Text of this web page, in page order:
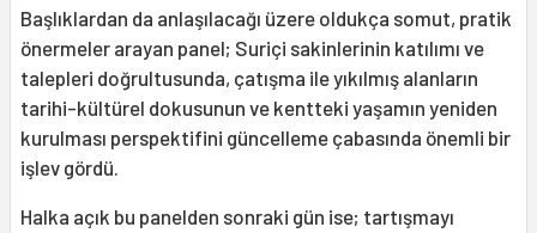
Başlıklardan da anlaşılacağı üzere oldukça somut, pratik
önermeler arayan panel; Suriçi sakinlerinin katılımı ve
talepleri doğrultusunda, çatışma ile yıkılmış alanların
tarihi-kültürel dokusunun ve kentteki yaşamın yeniden
kurulması perspektifini güncelleme çabasında önemli bir
işlev gördü.
Halka açık bu panelden sonraki gün ise; tartışmayı